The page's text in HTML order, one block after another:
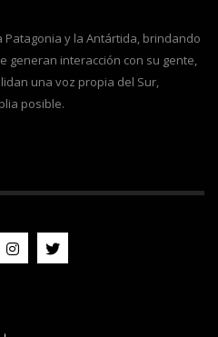
Patagonia y la Antártida, brindando
generan interacción con su gente,
una voz propia del Sur,
posible.